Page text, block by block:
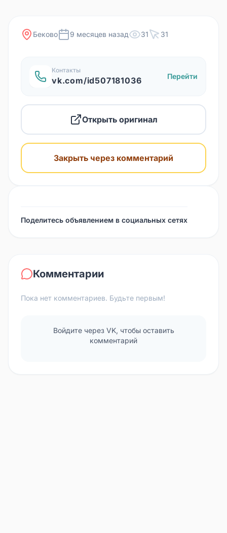
Беково 9 месяцев назад 31 31
Контакты
vk.com/id507181036 Перейти
Открыть оригинал
Закрыть через комментарий
Поделитесь объявлением в социальных сетях
Комментарии
Пока нет комментариев. Будьте первым!
Войдите через VK, чтобы оставить
комментарий